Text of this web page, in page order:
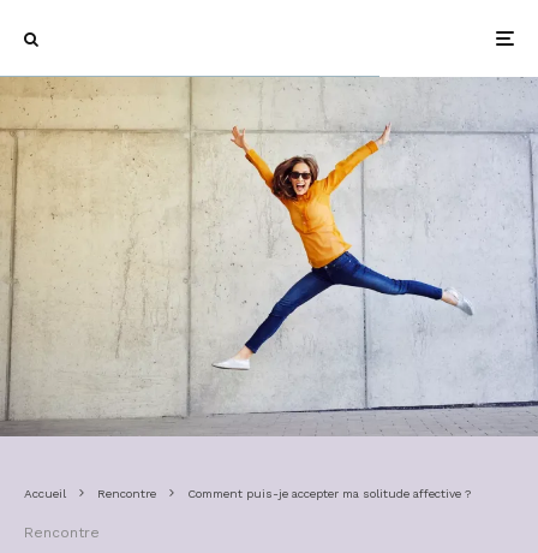
Accueil Rencontre Comment puis-je accepter ma solitude affective ?
Rencontre